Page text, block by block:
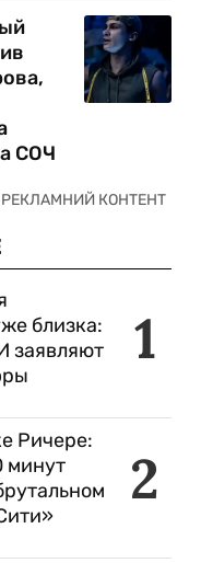
СОЧ
1
близка:
заявляют
2
Ричере:
минут